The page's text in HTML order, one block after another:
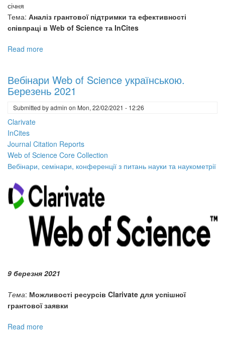
січня
Тема: Аналіз грантової підтримки та ефективності
співпраці в Web of Science та InCites
Read more
Web
of
Science.
Вебінари Web of Science українською.
Березень 2021
Submitted byadmin on Mon, 22/02/2021 - 12:26
Clarivate
InCites
Journal Citation Reports
Web of Science Core Collection
Вебінари, семінари, конференції з питань науки та наукометрії
9 березня 2021
Тема: Можливості ресурсів Clarivate для успішної
грантової заявки
Read more